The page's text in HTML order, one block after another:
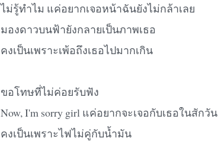
ไม่รู้ทำไม แค่อยากเจอหน้าฉันยังไม่กล้าเลย
มองดาวบนฟ้ายังกลายเป็นภาพเธอ
คงเป็นเพราะเพ้อถึงเธอไปมากเกิน
ขอโทษที่ไม่ค่อยรับฟัง
Now, I'm sorry girl แค่อยากจะเจอกับเธอในสักวัน
คงเป็นเพราะไฟไม่คู่กับน้ำมัน